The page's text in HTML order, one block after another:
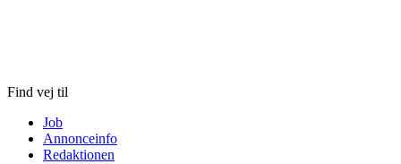
Find vej til
Job
Annonceinfo
Redaktionen